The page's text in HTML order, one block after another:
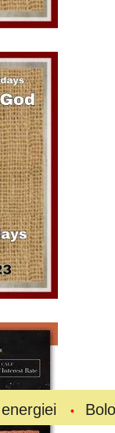
Bolojan a